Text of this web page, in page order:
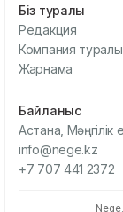
Біз туралы
Редакция
Компания туралы
Жарнама
Байланыс
Астана, Мәңгілік
info@nege.kz
+7 707 441 2372